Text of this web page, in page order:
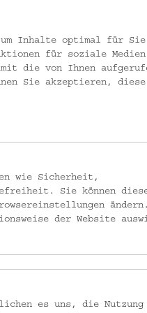
um Inhalte optimal für
für soziale Medien
die von Ihnen
Sie akzeptieren, diese
wie Sicherheit,
Sie können
der Website
es uns, die Nutzung